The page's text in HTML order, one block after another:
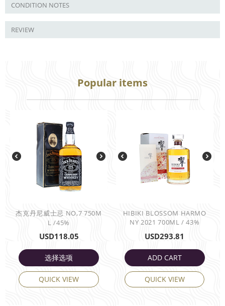
CONDITION NOTES
REVIEW
Popular items
杰克丹尼威士忌 NO,7 750M
L /45%
USD118.05
选择选项
QUICK VIEW
HIBIKI BLOSSOM HARMO
NY 2021 700ML / 43%
USD293.81
ADD CART
QUICK VIEW